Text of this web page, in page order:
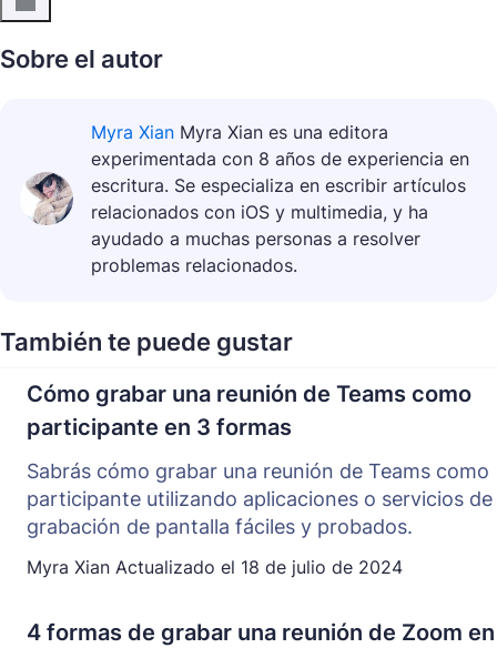
Sobre el autor
Myra Xian Myra Xian es una editora
experimentada con 8 años de experiencia en
escritura. Se especializa en escribir artículos
relacionados con iOS y multimedia, y ha
ayudado a muchas personas a resolver
problemas relacionados.
También te puede gustar
Cómo grabar una reunión de Teams como
participante en 3 formas
Sabrás cómo grabar una reunión de Teams como
participante utilizando aplicaciones o servicios de
grabación de pantalla fáciles y probados.
Myra Xian Actualizado el 18 de julio de 2024
4 formas de grabar una reunión de Zoom en